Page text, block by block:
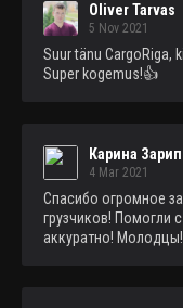
Oliver Tarvas
5 Nov 2021
Suur tänu CargoRiga,
Super kogemus!👍
Карина
4 Mar 2021
Спасибо огромное
грузчиков! Помогли
аккуратно!